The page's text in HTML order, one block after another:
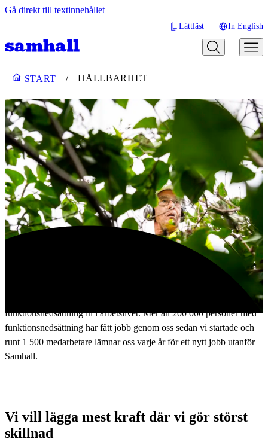
Gå direkt till textinnehållet
Lättläst In English
START HÅLLBARHET
funktionsnedsättning in i arbetslivet. Mer än 200 000 personer med
funktionsnedsättning har fått jobb genom oss sedan vi startade och
runt 1 500 medarbetare lämnar oss varje år för ett nytt jobb utanför
Samhall.
Vi vill lägga mest kraft där vi gör störst
skillnad